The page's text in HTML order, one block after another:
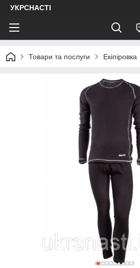
УКРСНАСТІ
Товари та послуги Екіпіровка